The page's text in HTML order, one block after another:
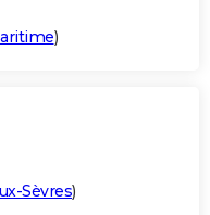
)
Sèvres)